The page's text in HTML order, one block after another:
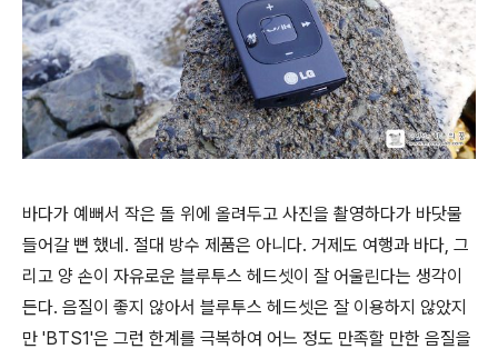
바다가 예뻐서 작은 돌 위에 올려두고 사진을 촬영하다가 바닷물
들어갈 뻔 했네. 절대 방수 제품은 아니다. 거제도 여행과 바다, 그
리고 양 손이 자유로운 블루투스 헤드셋이 잘 어울린다는 생각이
든다. 음질이 좋지 않아서 블루투스 헤드셋은 잘 이용하지 않았지
만 'BTS1'은 그런 한계를 극복하여 어느 정도 만족할 만한 음질을